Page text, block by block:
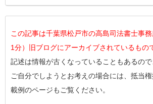
この記事は千葉県松戸市の高島司法書士事
1分）旧ブログにアーカイブされているもの
記述は情報が古くなっていることもあるの
ご自分でしようとお考えの場合には、抵当
載例のページもご覧ください。